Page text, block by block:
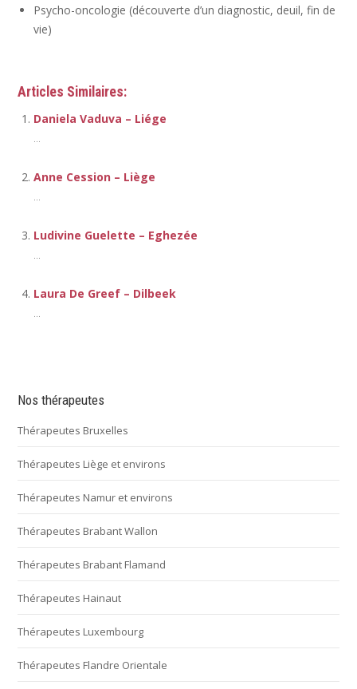
Psycho-oncologie (découverte d’un diagnostic, deuil, fin de
vie)
Articles Similaires:
Daniela Vaduva – Liége
...
Anne Cession – Liège
...
Ludivine Guelette – Eghezée
...
Laura De Greef – Dilbeek
...
Nos thérapeutes
Thérapeutes Bruxelles
Thérapeutes Liège et environs
Thérapeutes Namur et environs
Thérapeutes Brabant Wallon
Thérapeutes Brabant Flamand
Thérapeutes Hainaut
Thérapeutes Luxembourg
Thérapeutes Flandre Orientale